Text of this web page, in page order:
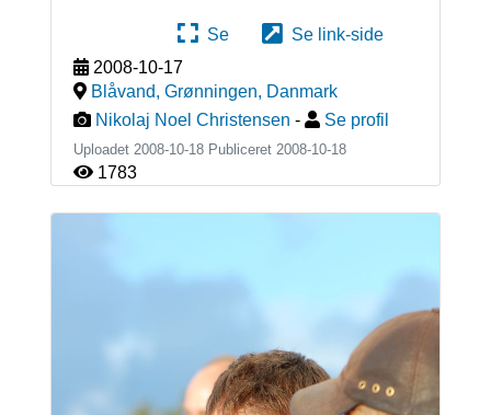
Se
Se link-side
2008-10-17
Blåvand, Grønningen, Danmark
Nikolaj Noel Christensen - Se profil
Uploadet 2008-10-18 Publiceret 2008-10-18
1783